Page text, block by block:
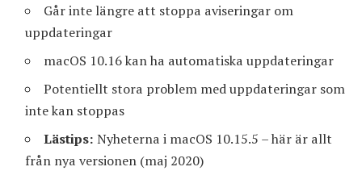
Går inte längre att stoppa aviseringar om
uppdateringar
macOS 10.16 kan ha automatiska uppdateringar
Potentiellt stora problem med uppdateringar som
inte kan stoppas
Lästips: Nyheterna i macOS 10.15.5 – här är allt
från nya versionen (maj 2020)